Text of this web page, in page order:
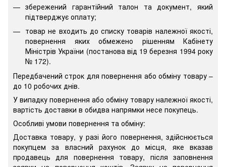
збережений гарантійний талон та документ, який
підтверджує оплату;
товар не входить до списку товарів належної якості,
повернення яких обмежено рішенням Кабінету
Міністрів України (постанова від 19 березня 1994 року
№ 172).
Передбачений строк для повернення або обміну товару –
до 10 робочих днів.
У випадку повернення або обміну товару належної якості,
вартість доставки в обидва напрямки несе покупець.
Особливі умови повернення та обміну:
Доставка товару, у разі його повернення, здійснюється
покупцем за власний рахунок до місця, яке вказав
продавець для повернення товару, після заповнення